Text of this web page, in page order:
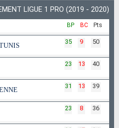
LIGUE 1 PRO (2019 - 2020)
Pts
BC
BP
50
9
35
40
13
23
39
13
31
36
8
23